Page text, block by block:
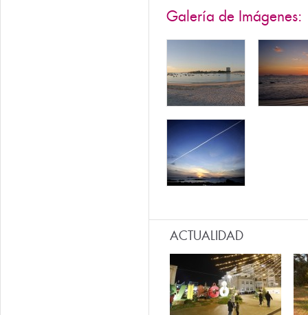
Galería de Imágenes:
ACTUALIDAD